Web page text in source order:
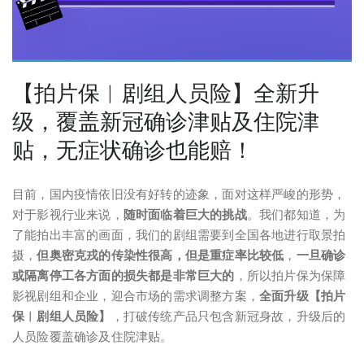
【拍片保︱剧组人员险】全新升
级，覆盖新冠确诊津贴及住院津
贴，无症状确诊也能赔！
目前，国内疫情依旧没有好转的迹象，面对这样严峻的形势，
对于影视行业来说， 随时面临着巨大的挑战。我们都知道，为
了能拍出丰富的画面，我们的剧组需要到全国各地进行取景拍
摄，但奥密克戎的传染性很高，但是重症率比较低 ， 一旦确诊
或隔离停工各方面的损失都是非常巨大的 ，所以拍片保为保障
影视剧组和企业，迎合市场的需求调整方案， 全面升级【拍片
保︱剧组人员险】
，打破传统产品只包含新冠身故，升级后的
人员险覆盖确诊及住院津贴。